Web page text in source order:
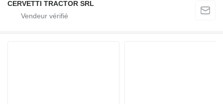
CERVETTI TRACTOR SRL